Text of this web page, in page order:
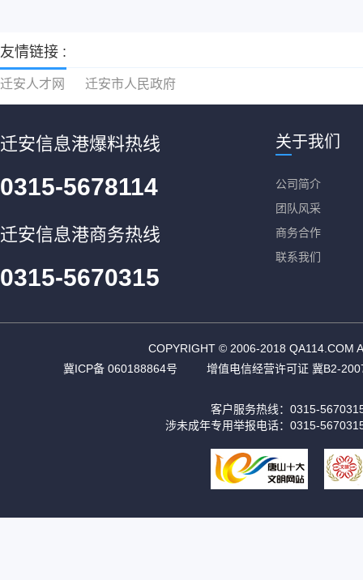
友情链接 :
迁安人才网 迁安市人民政府
迁安信息港爆料热线
0315-5678114
迁安信息港商务热线
0315-5670315
关于我们
公司简介
团队风采
商务合作
联系我们
COPYRIGHT © 2006-2018 QA114.COM
冀ICP备 060188864号
增值电信经营许可证 冀B2-
客户服务热线：0315-
涉未成年专用举报电话：0315-